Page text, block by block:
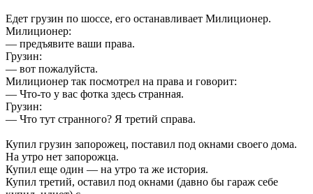
Едет грузин по шоссе, его останавливает Милиционер.
Милиционер:
— предъявите ваши права.
Грузин:
— вот пожалуйста.
Милиционер так посмотрел на права и говорит:
— Что-то у вас фотка здесь странная.
Грузин:
— Что тут странного? Я третий справа.
Купил грузин запорожец, поставил под окнами своего дома.
На утро нет запорожца.
Купил еще один — на утро та же история.
Купил третий, оставил под окнами (давно бы гараж себе